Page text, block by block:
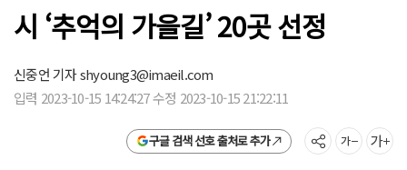
시 ‘추억의 가을길’ 20곳 선정
신중언 기자shyoung3@imaeil.com
입력 2023-10-15 14:24:27 수정 2023-10-15 21:22:11
구글 검색 선호 출처로 추가